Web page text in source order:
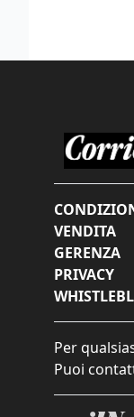
VENDITA
GERENZA
PRIVACY
Per
Puoi